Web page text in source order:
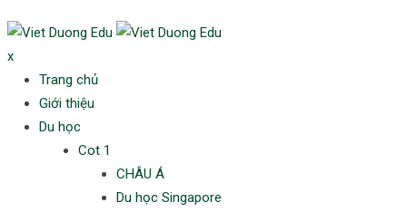
Skip
content
x
Trang chủ
Giới thiệu
Du học
Cot 1
CHÂU Á
Du học Singapore